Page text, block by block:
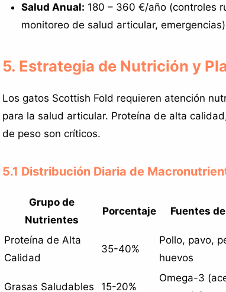
Salud Anual: 180 – 360 €/año (controles
monitoreo de salud articular,
5. Estrategia de Nutrición y
Los gatos Scottish Fold requieren atención
para la salud articular. Proteína de alta
de peso son críticos.
5.1 Distribución Diaria de
Grupo de
Nutrientes
Porcentaje Fuentes
Proteína de Alta
Calidad
35-40%
Pollo, pavo,
huevos
Grasas Saludables 15-20%
Omega-3